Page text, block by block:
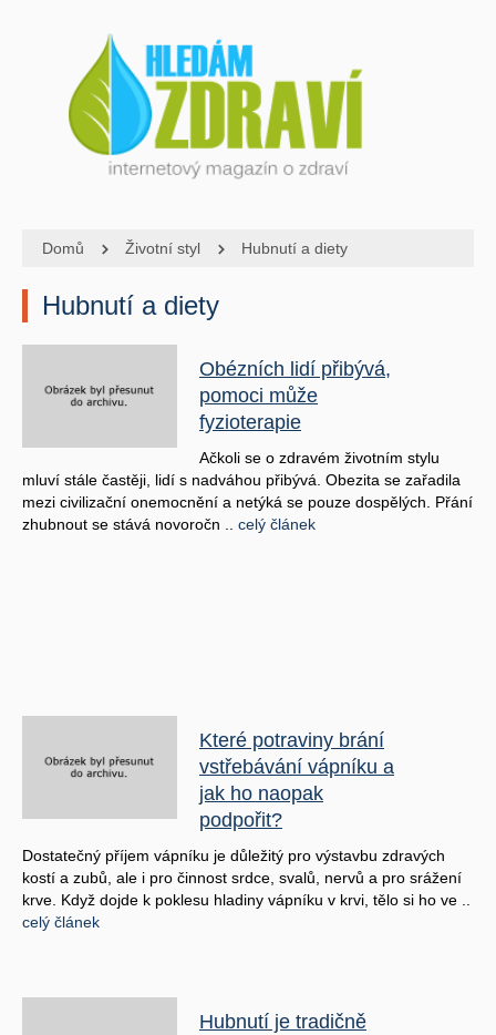
Domů Životní styl Hubnutí a diety
Hubnutí a diety
Obézních lidí přibývá,
pomoci může
fyzioterapie
Ačkoli se o zdravém životním stylu
mluví stále častěji, lidí s nadváhou přibývá. Obezita se zařadila
mezi civilizační onemocnění a netýká se pouze dospělých. Přání
zhubnout se stává novoročn .. celý článek
Které potraviny brání
vstřebávání vápníku a
jak ho naopak
podpořit?
Dostatečný příjem vápníku je důležitý pro výstavbu zdravých
kostí a zubů, ale i pro činnost srdce, svalů, nervů a pro srážení
krve. Když dojde k poklesu hladiny vápníku v krvi, tělo si ho ve ..
celý článek
Hubnutí je tradičně